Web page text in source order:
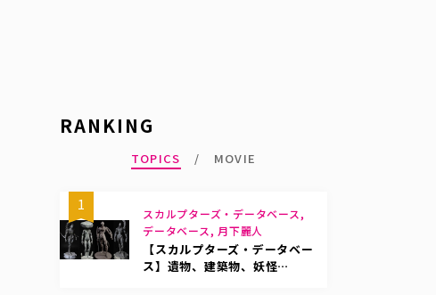
RANKING
TOPICS MOVIE
1
スカルプターズ・データベース,
データベース, 月下麗人
【スカルプターズ・データベー
ス】遺物、建築物、妖怪…